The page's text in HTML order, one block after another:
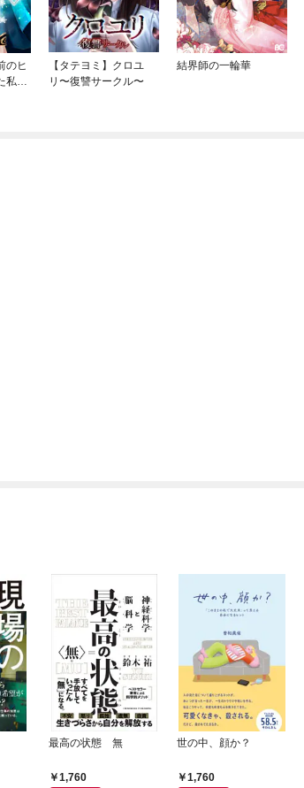
のヒ
私、
【タテヨミ】クロユ
リ〜復讐サークル〜
結界師の一輪華
最高の状態 無
1,760
世の中、顔か？
1,760